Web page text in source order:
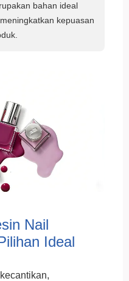
bahan ideal
kepuasan
Nail
Ideal